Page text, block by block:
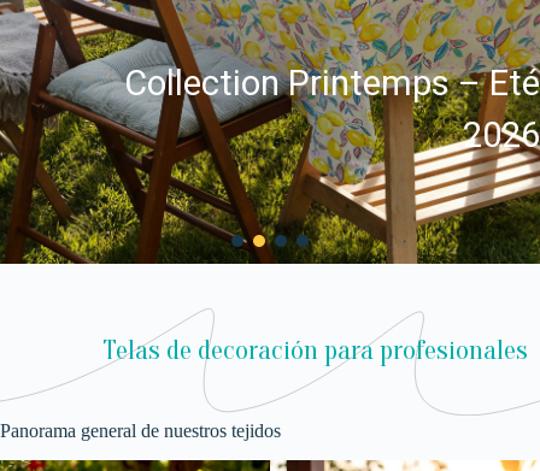
Collection Printemps – Eté
2026
Telas de decoración para profesionales
Panorama general de nuestros tejidos